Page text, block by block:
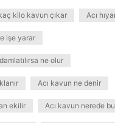
kilo kavun çıkar Acı
işe yarar
ne olur
Acı kavun ne denir
ekilir Acı kavun nerede